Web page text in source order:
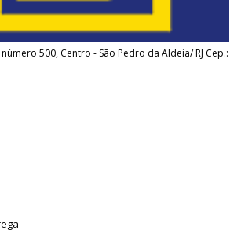
500, Centro - São Pedro da Aldeia/ RJ Cep.: